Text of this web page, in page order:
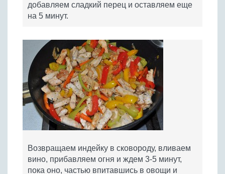
добавляем сладкий перец и оставляем еще
на 5 минут.
Возвращаем индейку в сковороду, вливаем
вино, прибавляем огня и ждем 3-5 минут,
пока оно, частью впитавшись в овощи и